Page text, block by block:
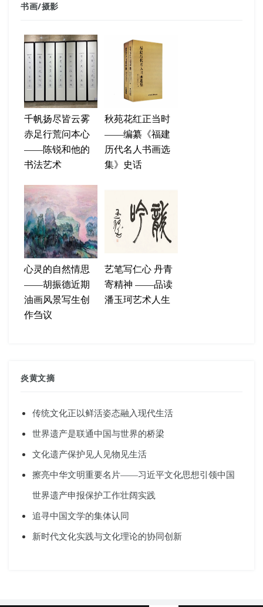
书画/摄影
千帆扬尽皆云雾
赤足行荒问本心
——陈锐和他的
书法艺术
秋苑花红正当时
——编纂《福建
历代名人书画选
集》史话
心灵的自然情思
——胡振德近期
油画风景写生创
作刍议
艺笔写仁心 丹青
寄精神 ——品读
潘玉珂艺术人生
炎黄文摘
传统文化正以鲜活姿态融入现代生活
世界遗产是联通中国与世界的桥梁
文化遗产保护见人见物见生活
擦亮中华文明重要名片——习近平文化思想引领中国
世界遗产申报保护工作壮阔实践
追寻中国文学的集体认同
新时代文化实践与文化理论的协同创新